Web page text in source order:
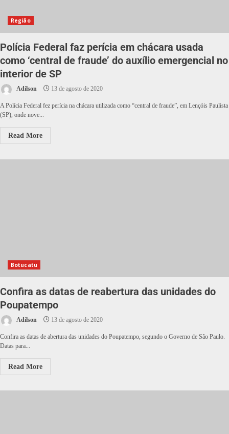
Região
Polícia Federal faz perícia em chácara usada
como ‘central de fraude’ do auxílio emergencial no
interior de SP
Adilson 13 de agosto de 2020
A Polícia Federal fez perícia na chácara utilizada como “central de fraude”, em Lençóis Paulista
(SP), onde nove...
Read More
Botucatu
Confira as datas de reabertura das unidades do
Poupatempo
Adilson 13 de agosto de 2020
Confira as datas de abertura das unidades do Poupatempo, segundo o Governo de São Paulo.
Datas para...
Read More